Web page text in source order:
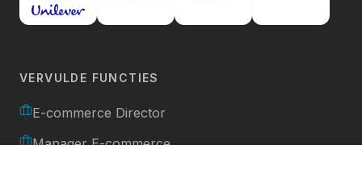
VERVULDE FUNCTIES
E-commerce Director
Manager E-commerce